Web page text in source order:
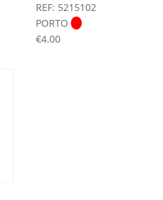
REF: 5215102
PORTO
€4.00